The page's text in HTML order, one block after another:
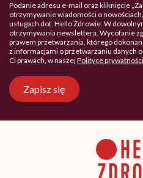
Podanie adresu e-mail oraz kliknięcie
otrzymywanie wiadomości o
usługach dot. Hello Zdrowie. W
otrzymywania newslettera. Wycofanie
prawem przetwarzania, którego
z informacjami o przetwarzaniu danych
Ci prawach, w naszejPolityce prywatności
Zapisz się